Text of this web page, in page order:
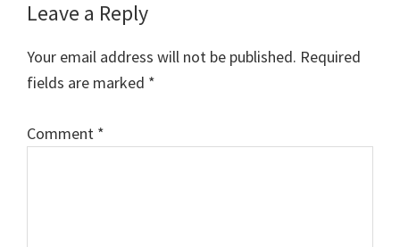
Reader
Leave a Reply
Your email address will not be published. Required
fields are marked *
Comment *